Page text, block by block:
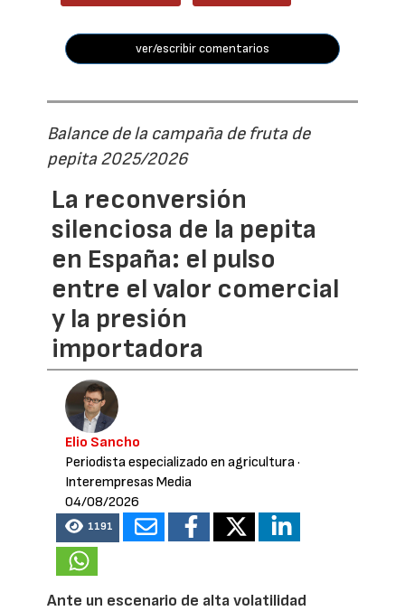
ver/escribir comentarios
Balance de la campaña de fruta de
pepita 2025/2026
La reconversión
silenciosa de la pepita
en España: el pulso
entre el valor comercial
y la presión
importadora
Elio Sancho
Periodista especializado en agricultura·
Interempresas Media
04/08/2026
1191
Ante un escenario de alta volatilidad